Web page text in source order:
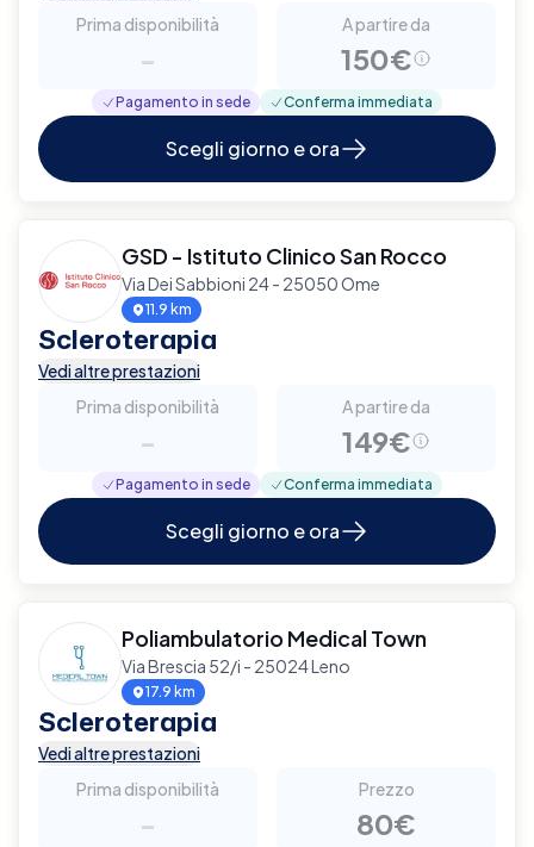
Prima disponibilità
-
A partire da
150€
Pagamento in sede Conferma immediata
Scegli giorno e ora
GSD - Istituto Clinico San Rocco
Via Dei Sabbioni 24 - 25050 Ome
11.9 km
Scleroterapia
Vedi altre prestazioni
Prima disponibilità
-
A partire da
149€
Pagamento in sede Conferma immediata
Scegli giorno e ora
Poliambulatorio Medical Town
Via Brescia 52/i - 25024 Leno
17.9 km
Scleroterapia
Vedi altre prestazioni
Prima disponibilità
-
Prezzo
80€